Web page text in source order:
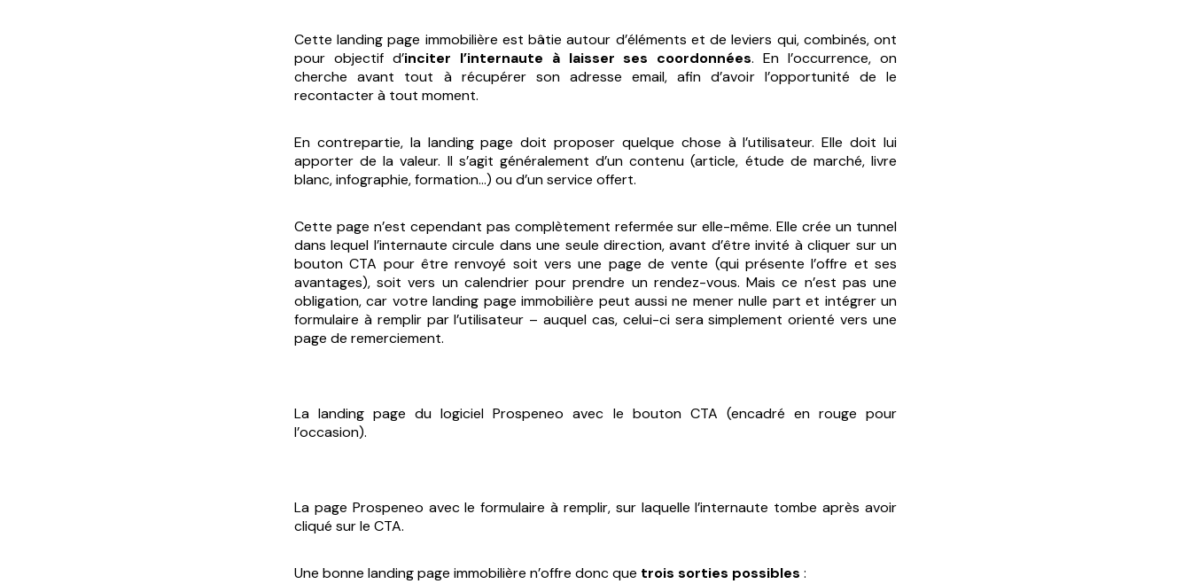
Cette landing page immobilière est bâtie autour d’éléments et de leviers qui, combinés, ont
pour objectif d’inciter l’internaute à laisser ses coordonnées. En l’occurrence, on
cherche avant tout à récupérer son adresse email, afin d’avoir l’opportunité de le
recontacter à tout moment.
En contrepartie, la landing page doit proposer quelque chose à l’utilisateur. Elle doit lui
apporter de la valeur. Il s’agit généralement d’un contenu (article, étude de marché, livre
blanc, infographie, formation…) ou d’un service offert.
Cette page n’est cependant pas complètement refermée sur elle-même. Elle crée un tunnel
dans lequel l’internaute circule dans une seule direction, avant d’être invité à cliquer sur un
bouton CTA pour être renvoyé soit vers une page de vente (qui présente l’offre et ses
avantages), soit vers un calendrier pour prendre un rendez-vous. Mais ce n’est pas une
obligation, car votre landing page immobilière peut aussi ne mener nulle part et intégrer un
formulaire à remplir par l’utilisateur – auquel cas, celui-ci sera simplement orienté vers une
page de remerciement.
La landing page du logiciel Prospeneo avec le bouton CTA (encadré en rouge pour
l’occasion).
La page Prospeneo avec le formulaire à remplir, sur laquelle l’internaute tombe après avoir
cliqué sur le CTA.
Une bonne landing page immobilière n’offre donc que trois sorties possibles :